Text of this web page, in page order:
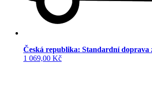
Česká republika: Standardní doprava
1 069,00 Kč